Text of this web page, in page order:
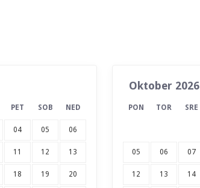
PET SOB NED
04 05 06
11 12 13
18 19 20
Oktober 2026
PON TOR SRE
05 06 07
12 13 14